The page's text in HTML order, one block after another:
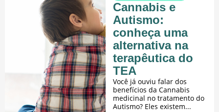
Cannabis e
Autismo:
conheça uma
alternativa na
terapêutica do
TEA
Você já ouviu falar dos
benefícios da Cannabis
medicinal no tratamento do
Autismo? Eles existem...